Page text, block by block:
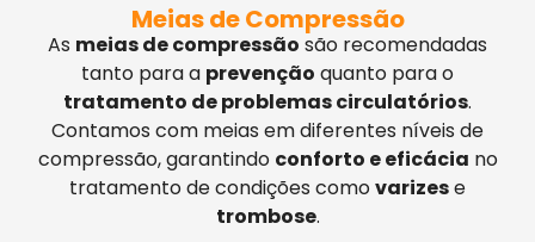
Meias de Compressão
As meias de compressão são recomendadas
tanto para a prevenção quanto para o
tratamento de problemas circulatórios.
Contamos com meias em diferentes níveis de
compressão, garantindo conforto e eficácia no
tratamento de condições comovarizese
trombose.